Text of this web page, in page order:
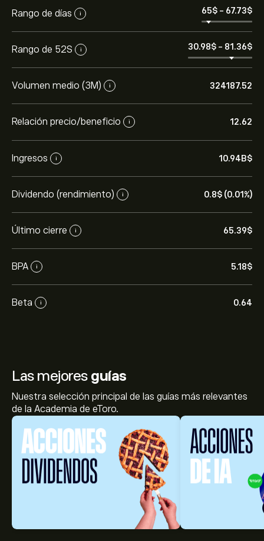
Rango de días i 65‎$‎ - 67.73‎$‎
Rango de 52S i 30.98‎$‎ - 81.36‎$‎
Volumen medio (3M) i 324187.52
Relación precio/beneficio i 12.62
Ingresos i 10.94B‎$‎
Dividendo (rendimiento) i 0.8‎$‎ (0.01%)
Último cierre i 65.39‎$‎
BPA i 5.18‎$‎
Beta i 0.64
Las mejores guías
Nuestra selección principal de las guías más relevantes
de la Academia de eToro.